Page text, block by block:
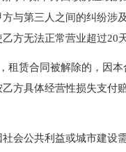
与第三人之间的纠纷涉
方无法正常营业超过20天
赁合同被解除的，因本
方具体经营性损失支付
公共利益或城市建设